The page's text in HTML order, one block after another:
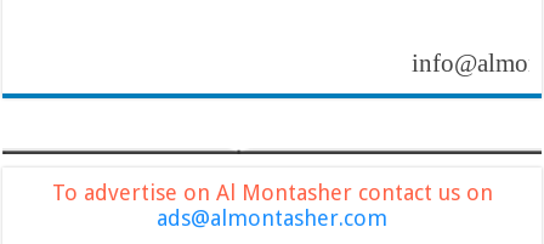
To advertise on Al Montasher contact us on
ads@almontasher.com